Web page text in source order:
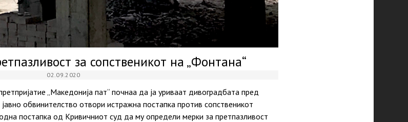
за сопственикот на „Фонтана“
02.09.2020
„Македонија пат“ почнаа да ја уриваат дивоградбата пред
обвинителство отвори истражна постапка против сопственикот
постапка од Кривичниот суд да му определи мерки за претпазливост